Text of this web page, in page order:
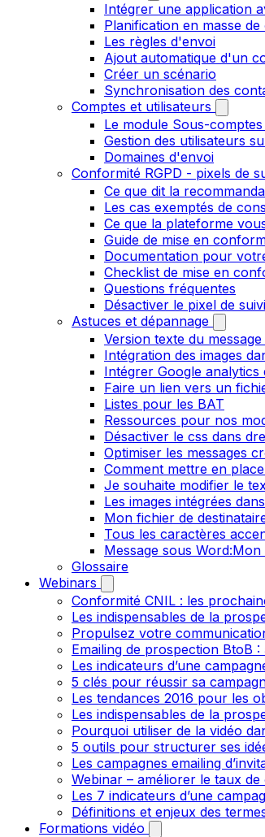
Intégrer une application
Planification en masse de
Les règles d'envoi
Ajout automatique d'un
Créer un scénario
Synchronisation des
Comptes et utilisateurs
Le module Sous-
Gestion des utilisateurs
Domaines d'envoi
Conformité RGPD - pixels de
Ce que dit la
Les cas exemptés de
Ce que la plateforme
Guide de mise en
Documentation pour
Checklist de mise en
Questions fréquentes
Désactiver le pixel de
Astuces et dépannage
Version texte du
Intégration des images
Intégrer Google analytics
Faire un lien vers un
Listes pour les BAT
Ressources pour nos
Désactiver le css dans
Optimiser les messages
Comment mettre en
Je souhaite modifier le
Les images intégrées
Mon fichier de
Tous les caractères
Message sous
Glossaire
Webinars
Conformité CNIL : les
Les indispensables de la
Propulsez votre
Emailing de prospection BtoB
Les indicateurs d’une
5 clés pour réussir sa
Les tendances 2016 pour les
Les indispensables de la
Pourquoi utiliser de la vidéo
5 outils pour structurer ses
Les campagnes emailing
Webinar – améliorer le taux
Les 7 indicateurs d’une
Définitions et enjeux des
Formations vidéo